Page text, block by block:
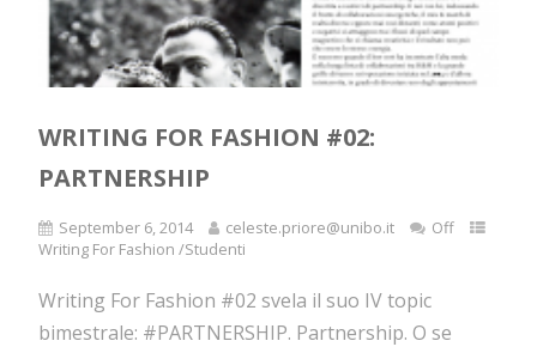
WRITING FOR FASHION #02:
PARTNERSHIP
September 6, 2014 celeste.priore@unibo.it
Off
Writing For Fashion /Studenti
Writing For Fashion #02 svela il suo IV topic
bimestrale: #PARTNERSHIP. Partnership. O se